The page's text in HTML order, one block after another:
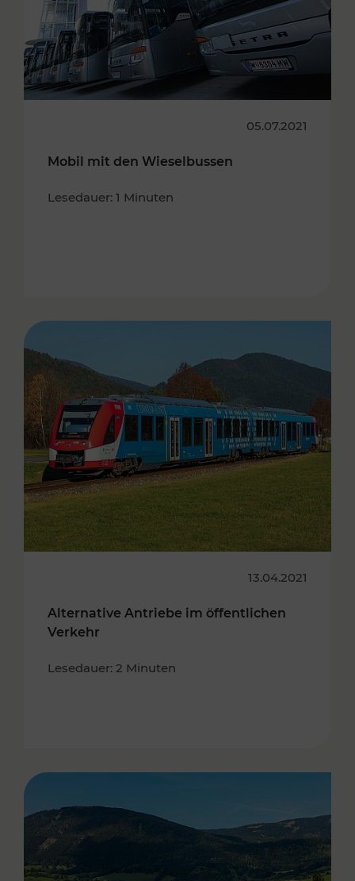
05.07.2021
Mobil mit den Wieselbussen
Lesedauer: 1 Minuten
13.04.2021
Alternative Antriebe im öffentlichen
Verkehr
Lesedauer: 2 Minuten